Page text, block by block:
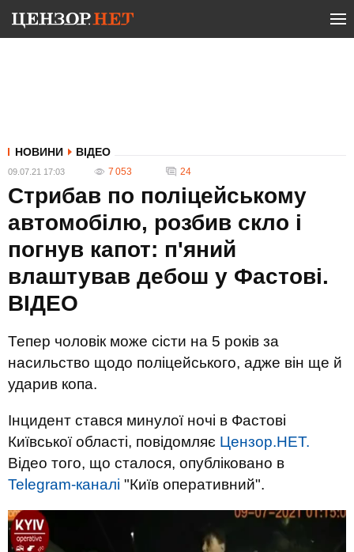
НОВИНИ ВІДЕО
09.07.21 17:03 7 053 24
Стрибав по поліцейському
автомобілю, розбив скло і
погнув капот: п'яний
влаштував дебош у Фастові.
ВIДЕО
Тепер чоловік може сісти на 5 років за
насильство щодо поліцейського, адже він ще й
ударив копа.
Інцидент стався минулої ночі в Фастові
Київської області, повідомляє Цензор.НЕТ.
Відео того, що сталося, опубліковано в
Telegram-каналі "Київ оперативний".